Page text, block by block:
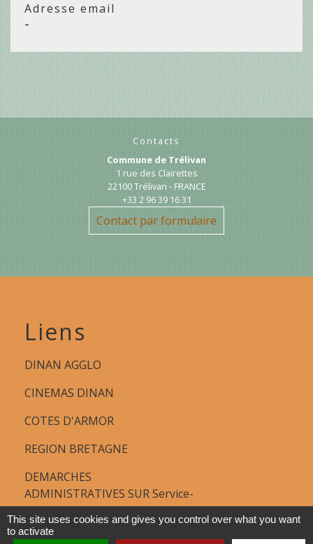
Adresse email
-
Contacts
Commune de Trélivan
1 rue des Clairettes
22100 Trélivan - FRANCE
+33 2 96 39 16 31
Contact par formulaire
Liens
DINAN AGGLO
CINEMAS DINAN
COTES D'ARMOR
REGION BRETAGNE
DEMARCHES
ADMINISTRATIVES SUR Service-
public.fr
This site uses cookies and gives you control over what you want
to activate